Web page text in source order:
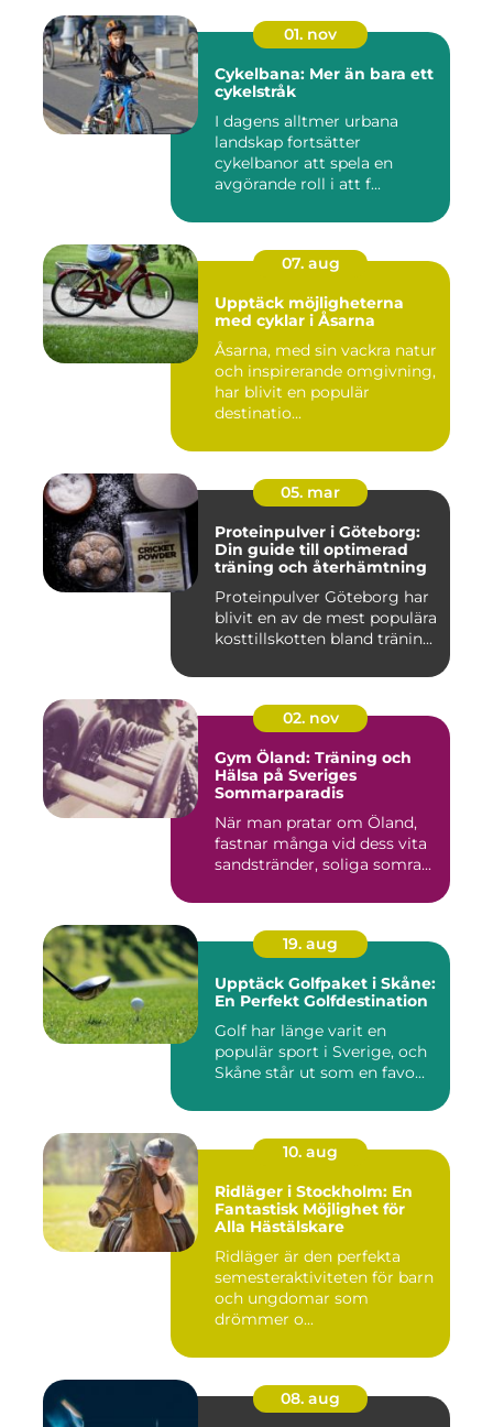
01. nov
Cykelbana: Mer än bara ett
cykelstråk
I dagens alltmer urbana
landskap fortsätter
cykelbanor att spela en
avgörande roll i att f...
07. aug
Upptäck möjligheterna
med cyklar i Åsarna
Åsarna, med sin vackra natur
och inspirerande omgivning,
har blivit en populär
destinatio...
05. mar
Proteinpulver i Göteborg:
Din guide till optimerad
träning och återhämtning
Proteinpulver Göteborg har
blivit en av de mest populära
kosttillskotten bland tränin...
02. nov
Gym Öland: Träning och
Hälsa på Sveriges
Sommarparadis
När man pratar om Öland,
fastnar många vid dess vita
sandstränder, soliga somra...
19. aug
Upptäck Golfpaket i Skåne:
En Perfekt Golfdestination
Golf har länge varit en
populär sport i Sverige, och
Skåne står ut som en favo...
10. aug
Ridläger i Stockholm: En
Fantastisk Möjlighet för
Alla Hästälskare
Ridläger är den perfekta
semesteraktiviteten för barn
och ungdomar som
drömmer o...
08. aug